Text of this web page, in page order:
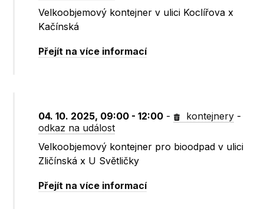
Velkoobjemový kontejner v ulici Koclířova x
Kačínská
Přejít na více informací
04. 10. 2025, 09:00 - 12:00 - kontejnery -
odkaz na událost
Velkoobjemový kontejner pro bioodpad v ulici
Zličínská x U Světličky
Přejít na více informací